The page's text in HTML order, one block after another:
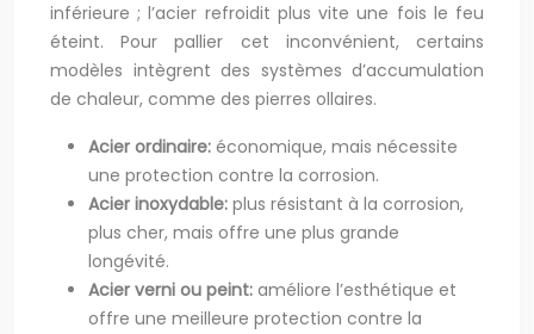
inférieure ; l’acier refroidit plus vite une fois le feu
éteint. Pour pallier cet inconvénient, certains
modèles intègrent des systèmes d’accumulation
de chaleur, comme des pierres ollaires.
Acier ordinaire: économique, mais nécessite
une protection contre la corrosion.
Acier inoxydable: plus résistant à la corrosion,
plus cher, mais offre une plus grande
longévité.
Acier verni ou peint: améliore l’esthétique et
offre une meilleure protection contre la